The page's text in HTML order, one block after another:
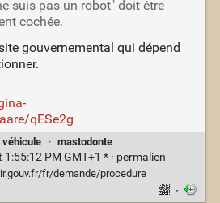
suis pas un robot" doit être
cochée.
gouvernemental qui dépend
qESe2g
véhicule · mastodonte
PM GMT+1 * · permalien
fr/demande/procedure
·